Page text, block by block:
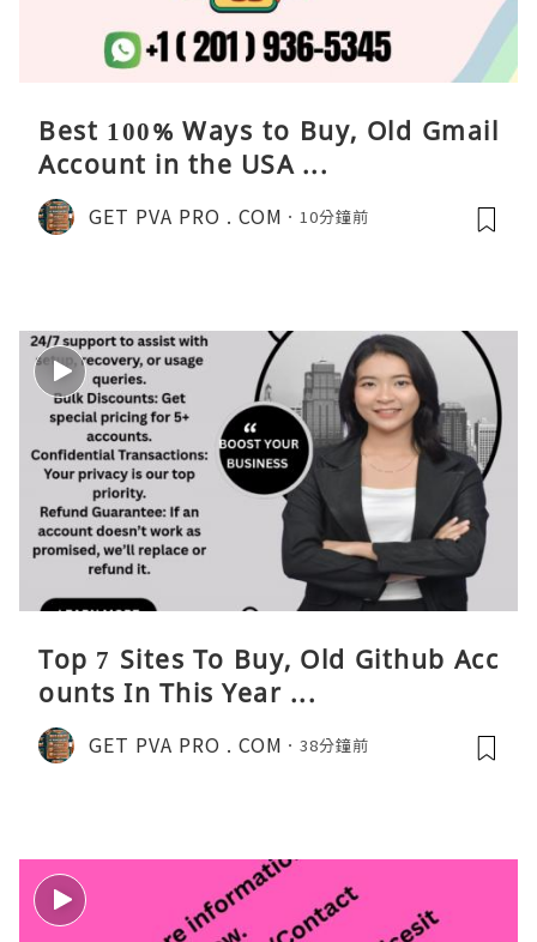
Best 100% Ways to Buy, Old Gmail
Account in the USA ...
GET PVA PRO . COM 10分鐘前
Top 7 Sites To Buy, Old Github Acc
ounts In This Year ...
GET PVA PRO . COM 38分鐘前